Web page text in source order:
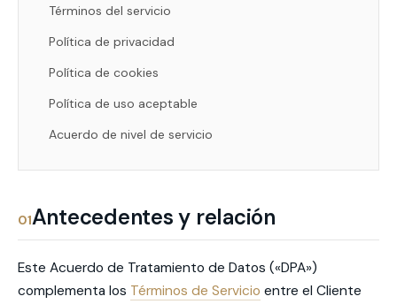
Términos del servicio
Política de privacidad
Política de cookies
Política de uso aceptable
Acuerdo de nivel de servicio
01Antecedentes y relación
Este Acuerdo de Tratamiento de Datos («DPA»)
complementa los Términos de Servicio entre el Cliente